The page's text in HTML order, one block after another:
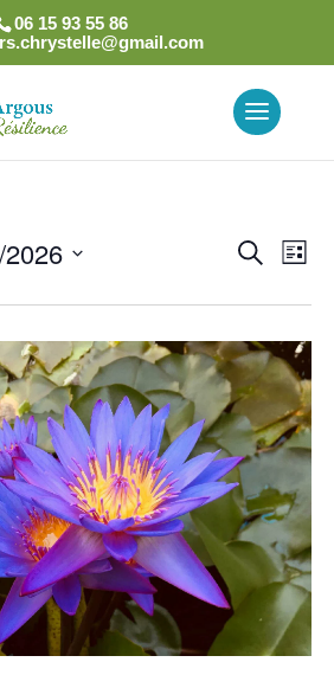
06 15 93 55 86
de
vues
de
Liste